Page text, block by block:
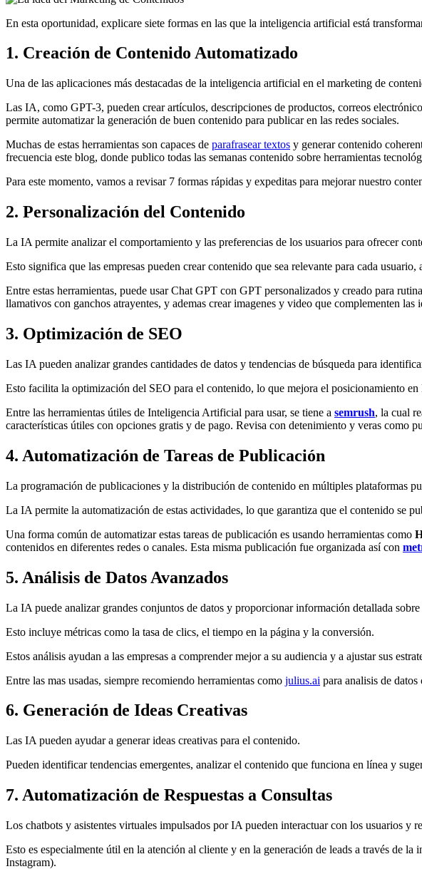
En esta oportunidad, explicare siete formas en las que la inteligencia artificial está
1. Creación de Contenido Automatizado
Una de las aplicaciones más destacadas de la inteligencia artificial en el marketing de
Las IA, como GPT-3, pueden crear artículos, descripciones de productos, correos
permite automatizar la generación de buen contenido para publicar en las redes sociales.
Muchas de estas herramientas son capaces de parafrasear textos y generar contenido
frecuencia este blog, donde publico todas las semanas contenido sobre herramientas
Para este momento, vamos a revisar 7 formas rápidas y expeditas para mejorar nuestro
2. Personalización del Contenido
La IA permite analizar el comportamiento y las preferencias de los usuarios para ofrecer
Esto significa que las empresas pueden crear contenido que sea relevante para cada
Entre estas herramientas, puede usar Chat GPT con GPT personalizados y creado para
llamativos con ganchos atrayentes, y ademas crear imagenes y video que complementen las
3. Optimización de SEO
Las IA pueden analizar grandes cantidades de datos y tendencias de búsqueda para
Esto facilita la optimización del SEO para el contenido, lo que mejora el posicionamiento
Entre las herramientas útiles de Inteligencia Artificial para usar, se tiene a semrush, la cual
características útiles con opciones gratis y de pago. Revisa con detenimiento y veras como
4. Automatización de Tareas de Publicación
La programación de publicaciones y la distribución de contenido en múltiples plataformas
La IA permite la automatización de estas actividades, lo que garantiza que el contenido se
Una forma común de automatizar estas tareas de publicación es usando herramientas como
contenidos en diferentes redes o canales. Esta misma publicación fue organizada así con
5. Análisis de Datos Avanzados
La IA puede analizar grandes conjuntos de datos y proporcionar información detallada
Esto incluye métricas como la tasa de clics, el tiempo en la página y la conversión.
Estos análisis ayudan a las empresas a comprender mejor a su audiencia y a ajustar sus
Entre las mas usadas, siempre recomiendo herramientas como julius.ai para analisis de
6. Generación de Ideas Creativas
Las IA pueden ayudar a generar ideas creativas para el contenido.
Pueden identificar tendencias emergentes, analizar el contenido que funciona en línea y
7. Automatización de Respuestas a Consultas
Los chatbots y asistentes virtuales impulsados por IA pueden interactuar con los usuarios y
Esto es especialmente útil en la atención al cliente y en la generación de leads a través de la
Instagram).